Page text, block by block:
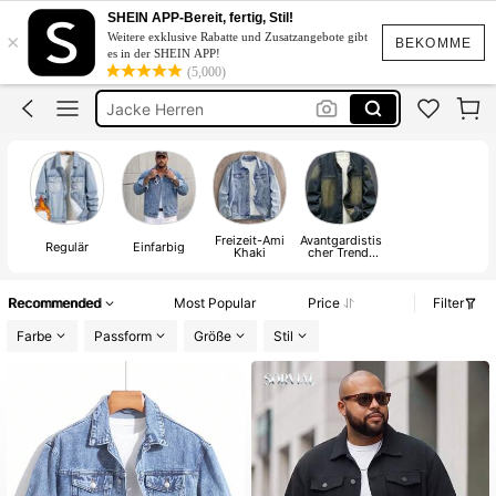
BEKOMME
×
SHEIN APP-Bereit, fertig, Stil!
Weitere exklusive Rabatte und Zusatzangebote gibt
es in der SHEIN APP!
(5,000)
Herren Jeansjacke
Denim Jacket Plus Size
Jacke Herren
Herren Jeansjacke
Regulär Einfarbig Freizeit-Ami
Khaki
Avantgardistis
cher Trend-
Recommended Most Popular Price
Filter
Farbe
Passform Größe Stil